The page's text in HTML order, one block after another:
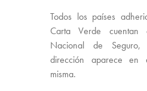
Todos los países
Carta Verde
Nacional de
dirección aparece
misma.